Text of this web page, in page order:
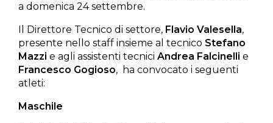
a domenica 24 settembre.
Il Direttore Tecnico di settore, Flavio Valesella,
presente nello staff insieme al tecnico Stefano
Mazzi e agli assistenti tecnici Andrea Falcinelli e
Francesco Gogioso, ha convocato i seguenti
atleti:
Maschile